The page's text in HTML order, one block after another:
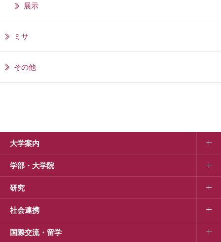
展示
ミサ
その他
大学案内
学部・大学院
研究
社会連携
国際交流・留学